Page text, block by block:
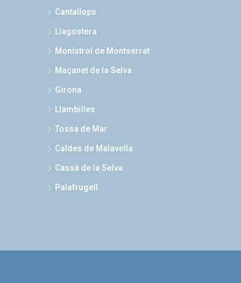
Cantallops
Llagostera
Monistrol de Montserrat
Maçanet de la Selva
Girona
Llambilles
Tossa de Mar
Caldes de Malavella
Cassà de la Selva
Palafrugell